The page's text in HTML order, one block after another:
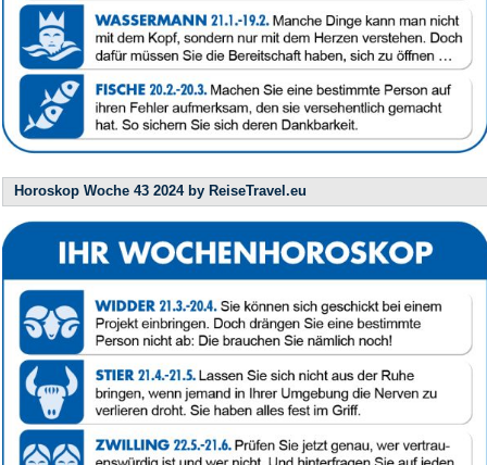
Horoskop Woche 43 2024 by ReiseTravel.eu